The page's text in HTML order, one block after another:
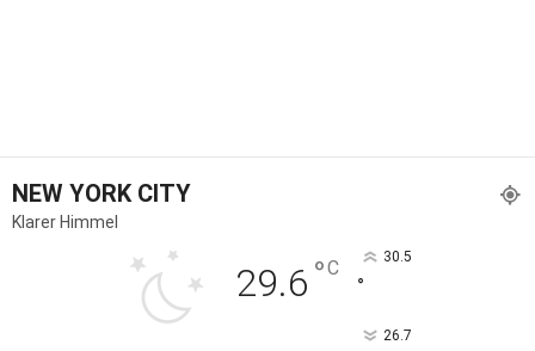
NEW YORK CITY
Klarer Himmel
29.6 °C 30.5
°
26.7